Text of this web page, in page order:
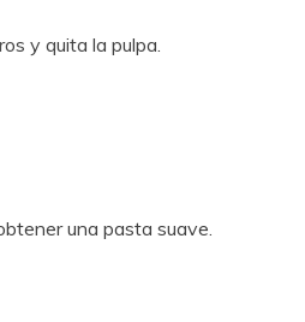
y quita la pulpa.
una pasta suave.